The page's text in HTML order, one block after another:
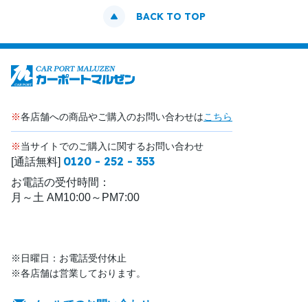
BACK TO TOP
※各店舗への商品やご購入のお問い合わせはこちら
※当サイトでのご購入に関するお問い合わせ
[通話無料] 0120 - 252 - 353
お電話の受付時間：
月～土 AM10:00～PM7:00
※日曜日：お電話受付休止
※各店舗は営業しております。